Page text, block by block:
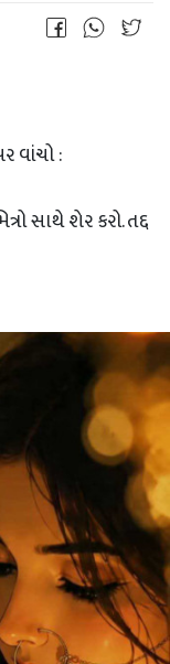
વાંચો :
સાથે શેર કરો. તદ્દ